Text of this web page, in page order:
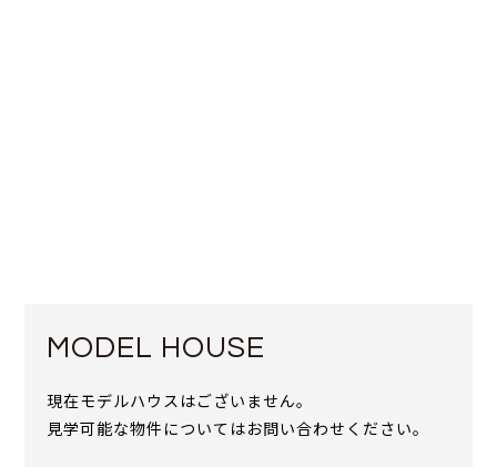
MODEL HOUSE
現在モデルハウスはございません。
見学可能な物件についてはお問い合わせください。